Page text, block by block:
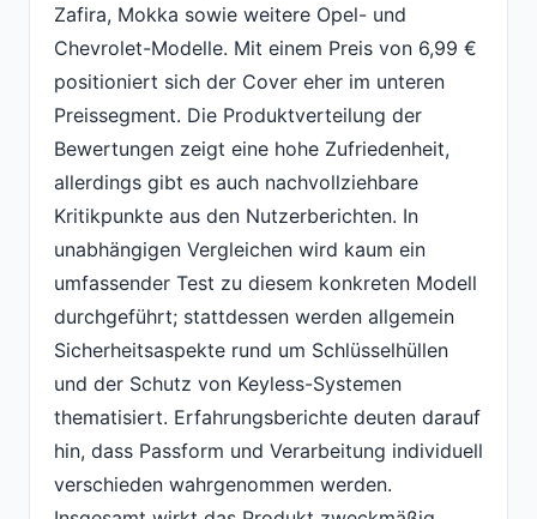
Zafira, Mokka sowie weitere Opel- und
Chevrolet-Modelle. Mit einem Preis von 6,99 €
positioniert sich der Cover eher im unteren
Preissegment. Die Produktverteilung der
Bewertungen zeigt eine hohe Zufriedenheit,
allerdings gibt es auch nachvollziehbare
Kritikpunkte aus den Nutzerberichten. In
unabhängigen Vergleichen wird kaum ein
umfassender Test zu diesem konkreten Modell
durchgeführt; stattdessen werden allgemein
Sicherheitsaspekte rund um Schlüsselhüllen
und der Schutz von Keyless-Systemen
thematisiert. Erfahrungsberichte deuten darauf
hin, dass Passform und Verarbeitung individuell
verschieden wahrgenommen werden.